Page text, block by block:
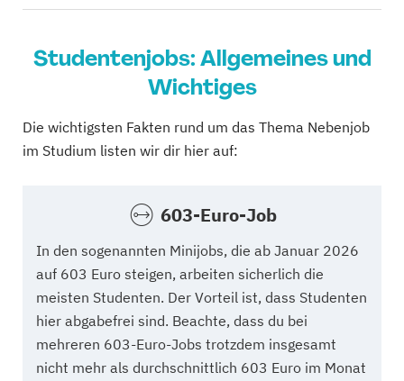
Studentenjobs: Allgemeines und
Wichtiges
Die wichtigsten Fakten rund um das Thema Nebenjob
im Studium listen wir dir hier auf:
603-Euro-Job
In den sogenannten Minijobs, die ab Januar 2026
auf 603 Euro steigen, arbeiten sicherlich die
meisten Studenten. Der Vorteil ist, dass Studenten
hier abgabefrei sind. Beachte, dass du bei
mehreren 603-Euro-Jobs trotzdem insgesamt
nicht mehr als durchschnittlich 603 Euro im Monat